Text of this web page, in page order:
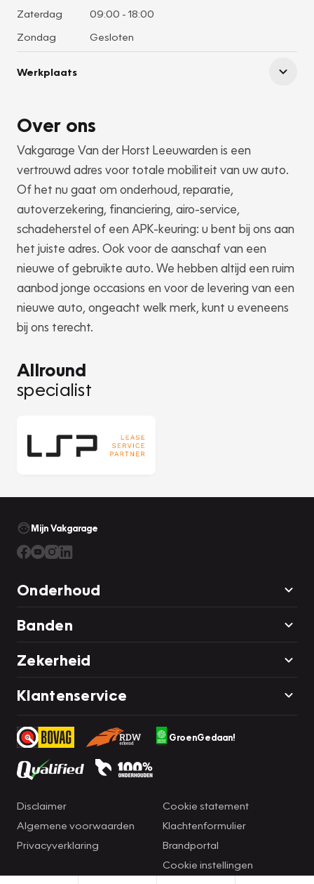
Zaterdag
09:00 - 18:00
Zondag
Gesloten
Werkplaats
Over ons
Vakgarage Van der Horst Leeuwarden is een
vertrouwd adres voor totale mobiliteit van uw auto.
Of het nu gaat om onderhoud, reparatie,
autoverzekering, financiering, airo-service,
schadeherstel of een APK-keuring: u bent bij ons aan
het juiste adres. Ook voor de aanschaf van een
nieuwe of gebruikte auto. We hebben altijd een ruim
aanbod jonge occasions en voor de levering van een
nieuwe auto, ongeacht welk merk, kunt u eveneens
bij ons terecht.
Allround
specialist
Mijn Vakgarage
Onderhoud
Banden
Zekerheid
Klantenservice
GroenGedaan!
Disclaimer
Algemene voorwaarden
Privacyverklaring
Cookie statement
Klachtenformulier
Brandportal
Cookie instellingen